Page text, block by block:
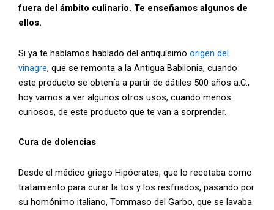
fuera del ámbito culinario. Te enseñamos algunos de
ellos.
Si ya te habíamos hablado del antiquísimo origen del
vinagre, que se remonta a la Antigua Babilonia, cuando
este producto se obtenía a partir de dátiles 500 años a.C.,
hoy vamos a ver algunos otros usos, cuando menos
curiosos, de este producto que te van a sorprender.
Cura de dolencias
Desde el médico griego Hipócrates, que lo recetaba como
tratamiento para curar la tos y los resfriados, pasando por
su homónimo italiano, Tommaso del Garbo, que se lavaba